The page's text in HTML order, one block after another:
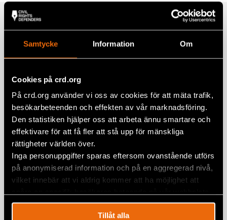
Samtycke Information Om
Cookies på crd.org
På crd.org använder vi oss av cookies för att mäta trafik,
besökarbeteenden och effekten av vår marknadsföring.
Den statistiken hjälper oss att arbeta ännu smartare och
effektivare för att få fler att stå upp för mänskliga
rättigheter världen över.
Inga personuppgifter sparas eftersom ovanstående utförs
på anonymiserad information och på en aggregerad nivå,
vilket innebär att vi aldrig kommer att ha möjlighet att
Tillåt alla
Mail
Relaterade artiklar
kan vi fortsätta våra sändningar om
människorättsfrågor i Burma”
AKUTFONDEN,BURMA ,NYHETER 19 juni 2024
Burma efter militärkuppen:
”Situationen är katastrofal”
BURMA,NYHETER 31 januari 2024
Två år sedan militärkuppen i Burma